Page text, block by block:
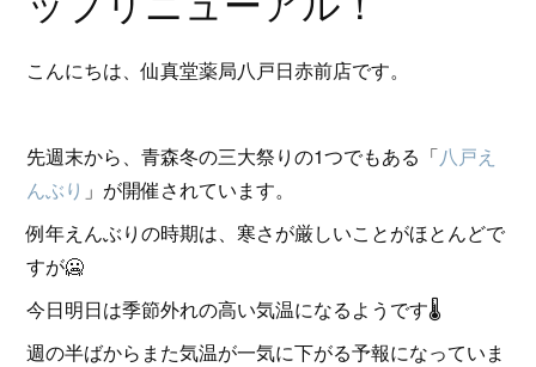
こんにちは、仙真堂薬局八戸日赤前店です。
先週末から、青森冬の三大祭りの1つでもある「八戸え
んぶり 」が開催されています。
例年えんぶりの時期は、寒さが厳しいことがほとんどで
すが🥶
今日明日は季節外れの高い気温になるようです🌡
週の半ばからまた気温が一気に下がる予報になっていま